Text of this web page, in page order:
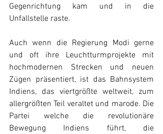
Gegenrichtung kam und in die
Unfallstelle raste.
Auch wenn die Regierung Modi gerne
und oft ihre Leuchtturmprojekte mit
hochmodernen Strecken und neuen
Zügen präsentiert, ist das Bahnsystem
Indiens, das viertgrößte weltweit, zum
allergrößten Teil veraltet und marode. Die
Partei welche die revolutionäre
Bewegung Indiens führt, die